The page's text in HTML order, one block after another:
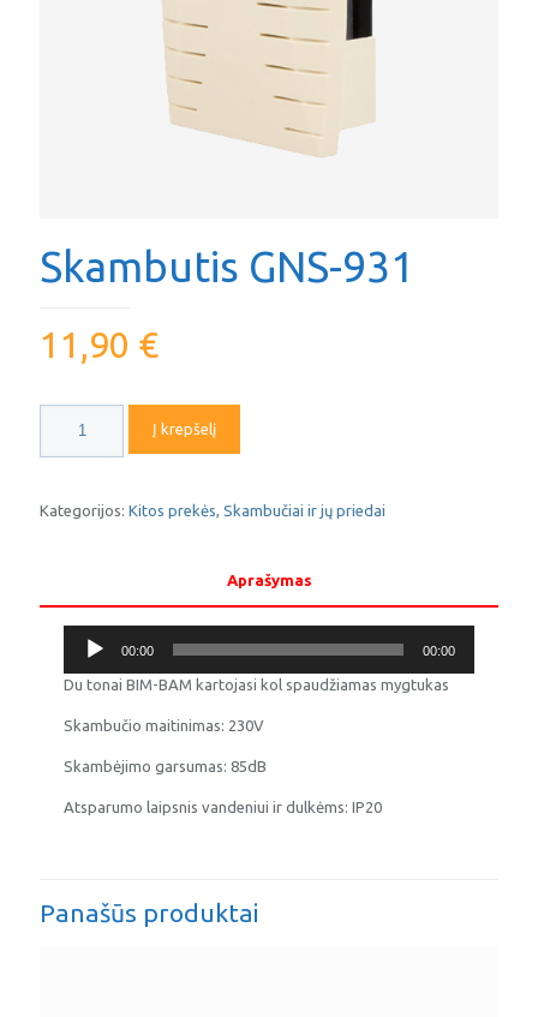
Skambutis GNS-931
11,90 €
kiekis:
Skambutis
931
Į krepšelį
Kategorijos: Kitos prekės, Skambučiai ir jų priedai
Aprašymas
Audio
grotuvas00:00 00:00
Du tonai BIM-BAM kartojasi kol spaudžiamas mygtukas
Skambučio maitinimas: 230V
Skambėjimo garsumas: 85dB
Atsparumo laipsnis vandeniui ir dulkėms: IP20
Panašūs produktai